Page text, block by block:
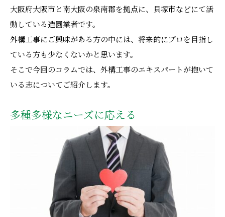
大阪府大阪市と南大阪の泉南郡を拠点に、貝塚市などにて活
動している造園業者です。
外構工事にご興味がある方の中には、将来的にプロを目指し
ている方も少なくないかと思います。
そこで今回のコラムでは、外構工事のエキスパートが抱いて
いる志についてご紹介します。
多種多様なニーズに応える